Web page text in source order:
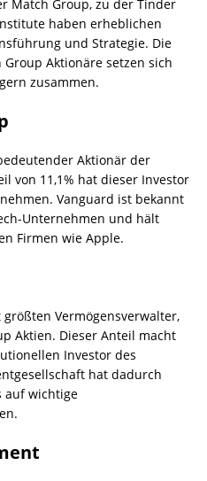
Match Group, zu der Tinder
haben erheblichen
und Strategie. Die
Aktionäre setzen sich
zusammen.
Aktionär der
von 11,1% hat dieser Investor
Vanguard ist bekannt
Unternehmen und hält
Firmen wie Apple.
Vermögensverwalter,
Aktien. Dieser Anteil macht
Investor des
hat dadurch
auf wichtige